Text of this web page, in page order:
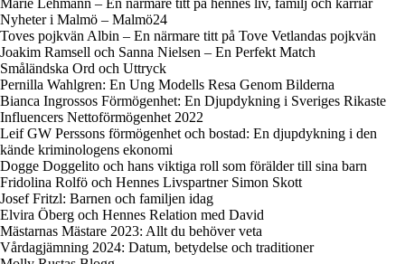
Nyheter i Malmö – Malmö24
Toves pojkvän Albin – En närmare titt på Tove Vetlandas pojkvän
Joakim Ramsell och Sanna Nielsen – En Perfekt Match
Småländska Ord och Uttryck
Pernilla Wahlgren: En Ung Modells Resa Genom Bilderna
Bianca Ingrossos Förmögenhet: En Djupdykning i Sveriges Rikaste
Influencers Nettoförmögenhet 2022
Leif GW Perssons förmögenhet och bostad: En djupdykning i den
kände kriminologens ekonomi
Dogge Doggelito och hans viktiga roll som förälder till sina barn
Fridolina Rolfö och Hennes Livspartner Simon Skott
Josef Fritzl: Barnen och familjen idag
Elvira Öberg och Hennes Relation med David
Mästarnas Mästare 2023: Allt du behöver veta
Vårdagjämning 2024: Datum, betydelse och traditioner